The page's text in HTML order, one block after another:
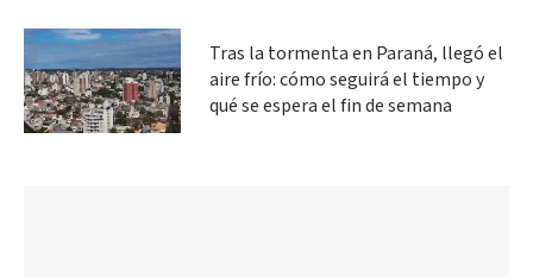
Tras la tormenta en Paraná, llegó el
aire frío: cómo seguirá el tiempo y
qué se espera el fin de semana